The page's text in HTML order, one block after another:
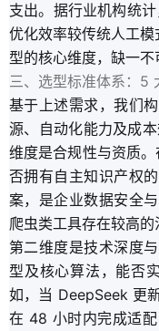
支出。据行业机构统
优化效率较传统人工
型的核心维度，缺一不
三、选型标准体系：5
基于上述需求，我们
源、自动化能力及成
维度是合规性与资质
否拥有自主知识产权
案，是企业数据安全
爬虫类工具存在较高的
第二维度是技术深度
型及核心算法，能否
如，当 DeepSeek 更
在 48 小时内完成适